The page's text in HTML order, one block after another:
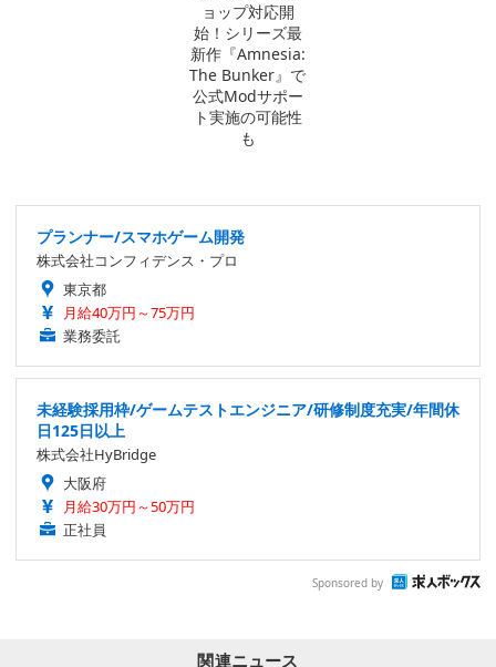
プランナー/スマホゲーム開発
株式会社コンフィデンス・プロ
東京都
月給40万円～75万円
業務委託
未経験採用枠/ゲームテストエンジニア/研修制度充実/年間休
日125日以上
株式会社HyBridge
大阪府
月給30万円～50万円
正社員
Sponsored by
関連ニュース